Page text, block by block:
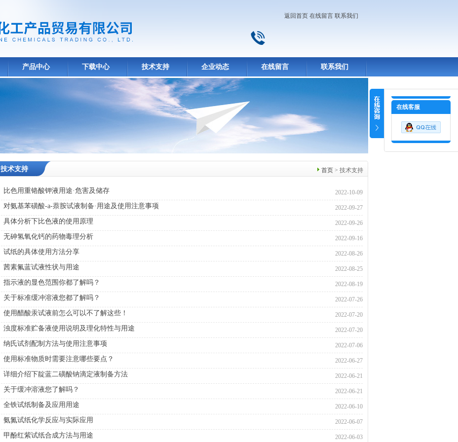
返回首页 在线留言 联系我们
产品中心 下载中心 技术支持 企业动态 在线留言 联系我们
首页 > 技术支持
技术支持
比色用重铬酸钾液用途·危害及储存 2022-10-09
对氨基苯磺酸-a-萘胺试液制备·用途及使用注意事项 2022-09-27
具体分析下比色液的使用原理 2022-09-26
无砷氢氧化钙的药物毒理分析 2022-09-16
试纸的具体使用方法分享 2022-08-26
茜素氟蓝试液性状与用途 2022-08-25
指示液的显色范围你都了解吗？ 2022-08-19
关于标准缓冲溶液您都了解吗？ 2022-07-26
使用醋酸汞试液前怎么可以不了解这些！ 2022-07-20
浊度标准贮备液使用说明及理化特性与用途 2022-07-20
纳氏试剂配制方法与使用注意事项 2022-07-06
使用标准物质时需要注意哪些要点？ 2022-06-27
详细介绍下靛蓝二磺酸钠滴定液制备方法 2022-06-21
关于缓冲溶液您了解吗？ 2022-06-21
全铁试纸制备及应用用途 2022-06-10
氨氮试纸化学反应与实际应用 2022-06-07
甲酚红紫试纸合成方法与用途 2022-06-03
在线客服